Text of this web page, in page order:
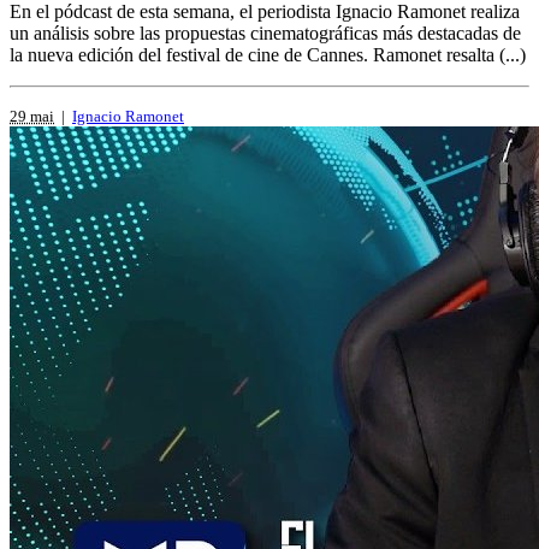
En el pódcast de esta semana, el periodista Ignacio Ramonet realiza
un análisis sobre las propuestas cinematográficas más destacadas de
la nueva edición del festival de cine de Cannes. Ramonet resalta (...)
29 mai | Ignacio Ramonet